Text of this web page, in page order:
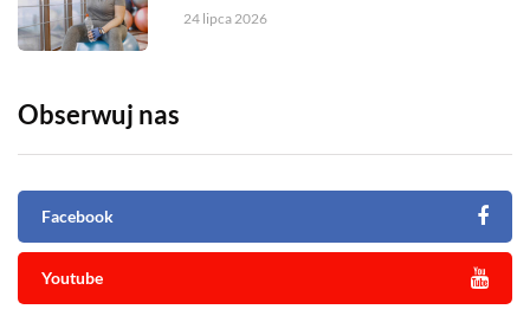
24 lipca 2026
Obserwuj nas
Facebook
Youtube